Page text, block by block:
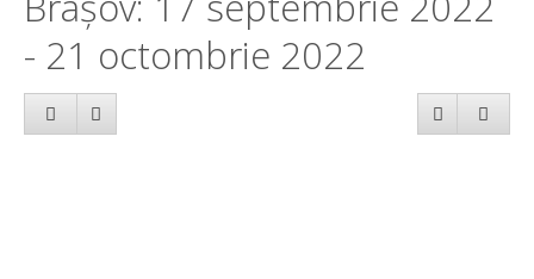
- 21 octombrie 2022